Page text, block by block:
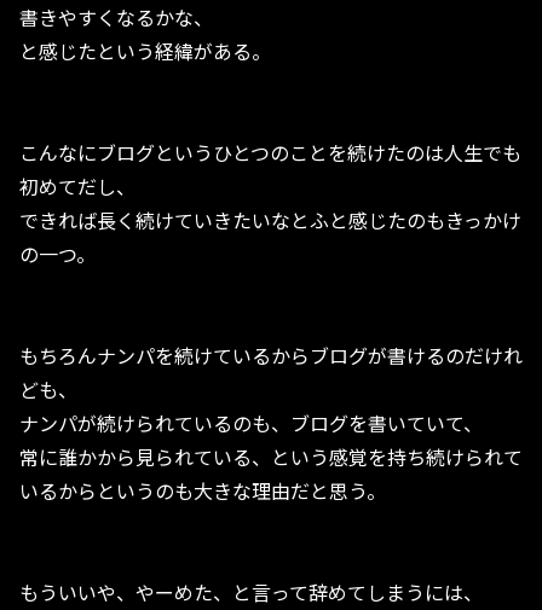
書きやすくなるかな、
と感じたという経緯がある。
こんなにブログというひとつのことを続けたのは人生でも
初めてだし、
できれば長く続けていきたいなとふと感じたのもきっかけ
の一つ。
もちろんナンパを続けているからブログが書けるのだけれ
ども、
ナンパが続けられているのも、ブログを書いていて、
常に誰かから見られている、という感覚を持ち続けられて
いるからというのも大きな理由だと思う。
もういいや、やーめた、と言って辞めてしまうには、